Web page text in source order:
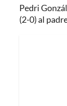
Pedri
(2-0) al